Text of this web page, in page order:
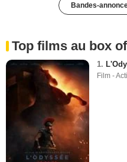
Bandes-
Top films au box
1.
Film -